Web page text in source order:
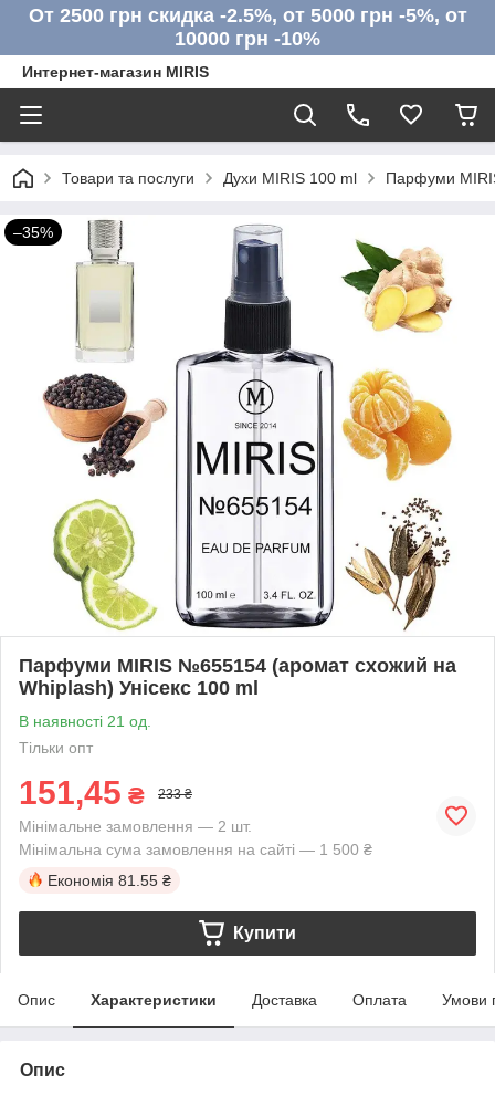
От 2500 грн скидка -2.5%, от 5000 грн -5%, от
10000 грн -10%
Интернет-магазин MIRIS
Товари та послуги Духи MIRIS 100 ml Парфуми
–35%
Парфуми MIRIS №655154 (аромат схожий на
Whiplash) Унісекс 100 ml
В наявності 21 од.
Тільки опт
151,45 ₴ 233 ₴
Мінімальне замовлення — 2 шт.
Мінімальна сума замовлення на сайті — 1 500 ₴
Економія 81.55 ₴
Купити
Опис Характеристики Доставка Оплата Умови
Опис